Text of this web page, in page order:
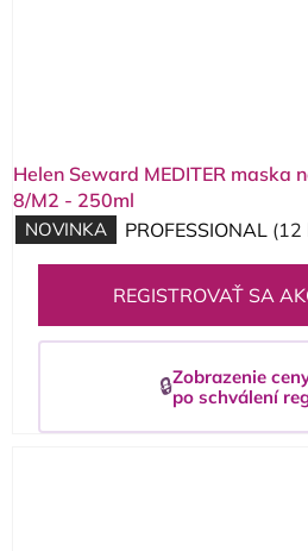
Helen Seward MEDITER maska
8/M2 - 250ml
NOVINKA PROFESSIONAL (12
REGISTROVAŤ SA
🔒Zobrazenie
po schválení